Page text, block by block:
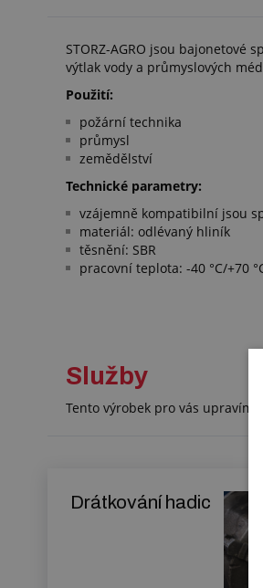
STORZ-AGRO jsou bajonetové
výtlak vody a průmyslových
Použití:
požární technika
průmysl
zemědělství
Technické parametry:
vzájemně kompatibilní jsou
materiál: odlévaný hliník
těsnění: SBR
pracovní teplota: -40 °C/+70
Služby
Tento výrobek pro vás
Drátkování hadic